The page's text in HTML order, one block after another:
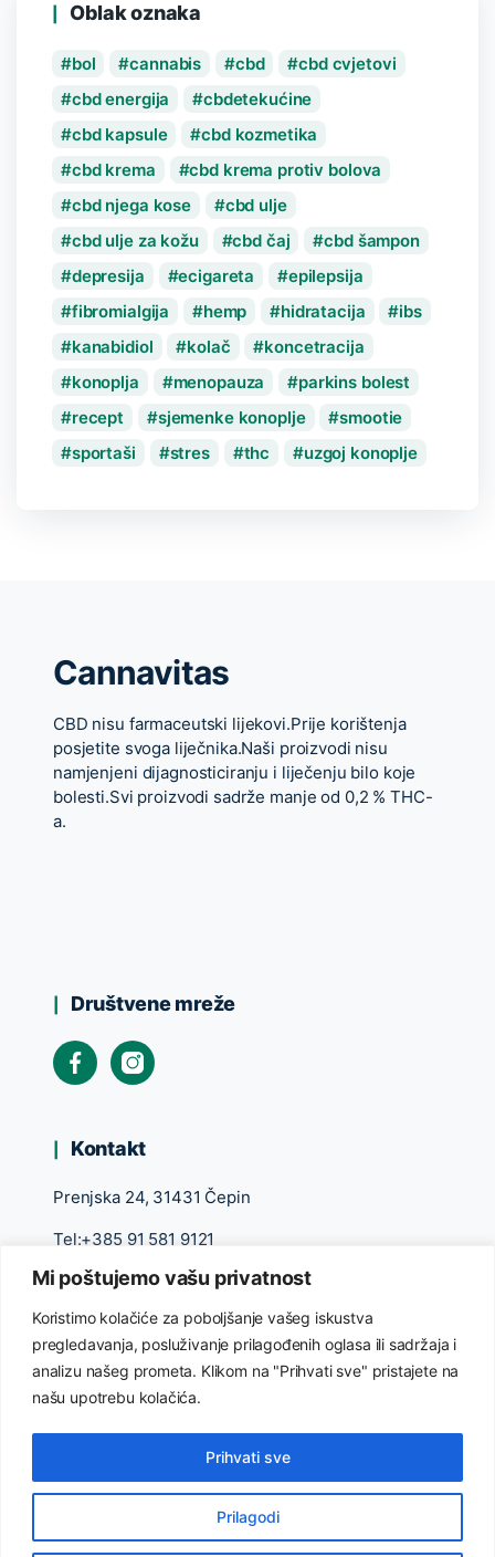
Mi poštujemo vašu privatnost
Koristimo kolačiće za poboljšanje vašeg iskustva
pregledavanja, posluživanje prilagođenih oglasa ili sadržaja i
analizu našeg prometa. Klikom na "Prihvati sve" pristajete na
našu upotrebu kolačića.
Prilagodi
Prihvati sve
Oblak oznaka
bol cannabis cbd
cbd cvjetovi
cbd energija
cbdetekućine
cbd kapsule
cbd kozmetika
cbd krema
cbd krema protiv bolova
cbd njega kose
cbd ulje
cbd ulje za kožu
cbd čaj
cbd šampon
depresija
ecigareta
epilepsija
fibromialgija
hemp hidratacija
ibs
kanabidiol
kolač
koncetracija
konoplja
menopauza
parkins bolest
recept
sjemenke konoplje
smootie
sportaši
stres thc uzgoj konoplje
Cannavitas
CBD nisu farmaceutski lijekovi.Prije korištenja
posjetite svoga liječnika.Naši proizvodi nisu
namjenjeni dijagnosticiranju i liječenju bilo koje
bolesti.Svi proizvodi sadrže manje od 0,2 % THC-
a.
Društvene mreže
Kontakt
Prenjska 24, 31431 Čepin
Tel:+385 91 581 9121
slavonikanatural@gmail.com
©2026 Slavonika
Klinička ispitivanja CBD-a
Pravila privatnosti
Raskid ugovora
Uvjeti prodaje FAQ Kontakt